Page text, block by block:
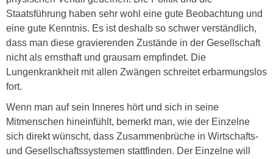
Staatsführung haben sehr wohl eine gute Beobachtung und
eine gute Kenntnis. Es ist deshalb so schwer verständlich,
dass man diese gravierenden Zustände in der Gesellschaft
nicht als ernsthaft und grausam empfindet. Die
Lungenkrankheit mit allen Zwängen schreitet erbarmungslos
fort.
Wenn man auf sein Inneres hört und sich in seine
Mitmenschen hineinfühlt, bemerkt man, wie der Einzelne
sich direkt wünscht, dass Zusammenbrüche in Wirtschafts-
und Gesellschaftssystemen stattfinden. Der Einzelne will